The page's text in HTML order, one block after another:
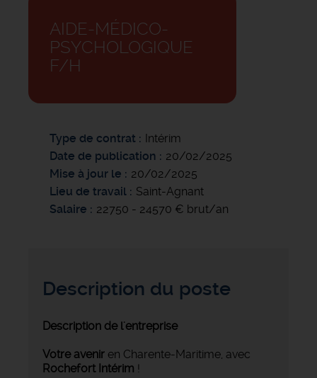
AIDE-MÉDICO-
PSYCHOLOGIQUE
F/H
Type de contrat
Intérim
Date de publication
20/02/2025
Mise à jour le
20/02/2025
Lieu de travail
Saint-Agnant
Salaire
22750 - 24570 € brut/an
Description du poste
Description de l'entreprise
Votre avenir en Charente-Maritime, avec
Rochefort Intérim !